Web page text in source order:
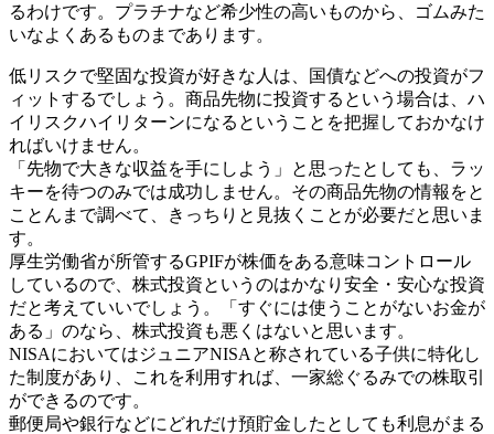
るわけです。プラチナなど希少性の高いものから、ゴムみた
いなよくあるものまであります。
低リスクで堅固な投資が好きな人は、国債などへの投資がフ
ィットするでしょう。商品先物に投資するという場合は、ハ
イリスクハイリターンになるということを把握しておかなけ
ればいけません。
「先物で大きな収益を手にしよう」と思ったとしても、ラッ
キーを待つのみでは成功しません。その商品先物の情報をと
ことんまで調べて、きっちりと見抜くことが必要だと思いま
す。
厚生労働省が所管するGPIFが株価をある意味コントロール
しているので、株式投資というのはかなり安全・安心な投資
だと考えていいでしょう。「すぐには使うことがないお金が
ある」のなら、株式投資も悪くはないと思います。
NISAにおいてはジュニアNISAと称されている子供に特化し
た制度があり、これを利用すれば、一家総ぐるみでの株取引
ができるのです。
郵便局や銀行などにどれだけ預貯金したとしても利息がまる